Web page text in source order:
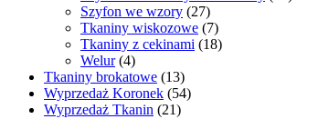
Szyfon we wzory (27)
Tkaniny wiskozowe (7)
Tkaniny z cekinami (18)
Welur (4)
Tkaniny brokatowe (13)
Wyprzedaż Koronek (54)
Wyprzedaż Tkanin (21)